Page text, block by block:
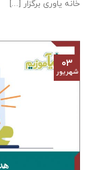
خانه ياوری برگزار [...]
۰۳
شهریور